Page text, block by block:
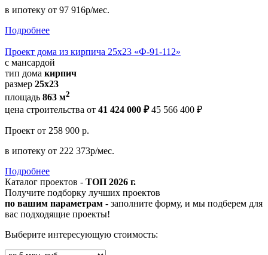
в ипотеку от 97 916р/мес.
Подробнее
Проект дома из кирпича 25x23 «Ф-91-112»
с мансардой
тип дома кирпич
размер 25x23
площадь 863 м2
цена строительства от 41 424 000 ₽ 45 566 400 ₽
Проект от 258 900 р.
в ипотеку от 222 373р/мес.
Подробнее
Каталог проектов - ТОП 2026 г.
Получите подборку лучших проектов
по вашим параметрам - заполните форму, и мы подберем для
вас подходящие проекты!
Выберите интересующую стоимость: